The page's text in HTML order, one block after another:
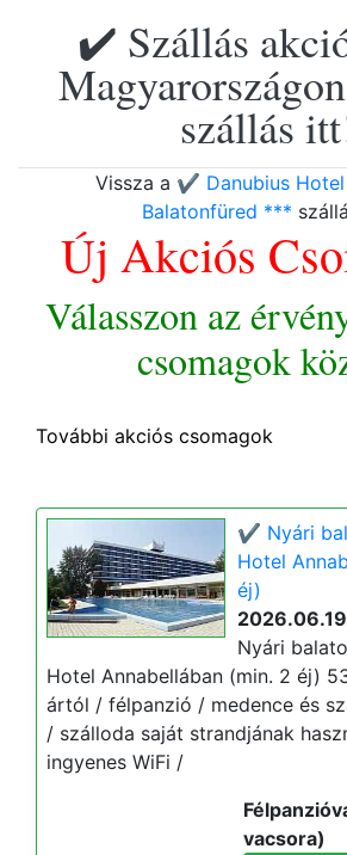
✔️ Szállás
szállás
Vissza a ✔️ Danubius Hotel
Balatonfüred ***
Új Akciós
Válasszon az
csomagok
További akciós csomagok
✔️ Nyári
Hotel
éj)
Nyári
Hotel Annabellában (min. 2 éj)
ártól / félpanzió / medence és
/ szálloda saját strandjának
ingyenes WiFi /
vacsora)